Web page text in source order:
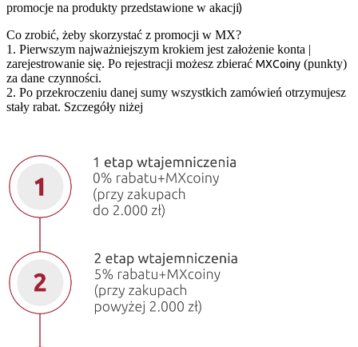
promocje na produkty przedstawione w akacji)
Co zrobić, żeby skorzystać z promocji w MX?
1. Pierwszym najważniejszym krokiem jest założenie konta |
zarejestrowanie się. Po rejestracji możesz zbierać MXCoiny (punkty)
za dane czynności.
2. Po przekroczeniu danej sumy wszystkich zamówień otrzymujesz
stały rabat. Szczegóły niżej